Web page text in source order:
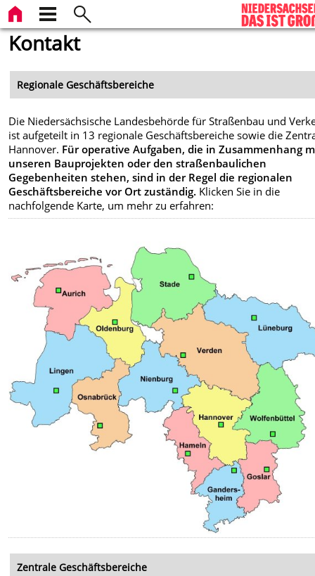
Kontakt
Regionale Geschäftsbereiche
Die Niedersächsische Landesbehörde für Straßenbau und
ist aufgeteilt in 13 regionale Geschäftsbereiche sowie die
Hannover. Für operative Aufgaben, die in Zusammenhang
unseren Bauprojekten oder den straßenbaulichen
Gegebenheiten stehen, sind in der Regel die regionalen
Geschäftsbereiche vor Ort zuständig. Klicken Sie in die
nachfolgende Karte, um mehr zu erfahren:
Zentrale Geschäftsbereiche